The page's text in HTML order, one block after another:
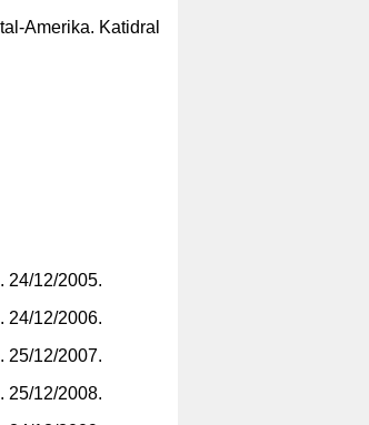
Amerika. Katidral
24/12/2005.
24/12/2006.
25/12/2007.
25/12/2008.